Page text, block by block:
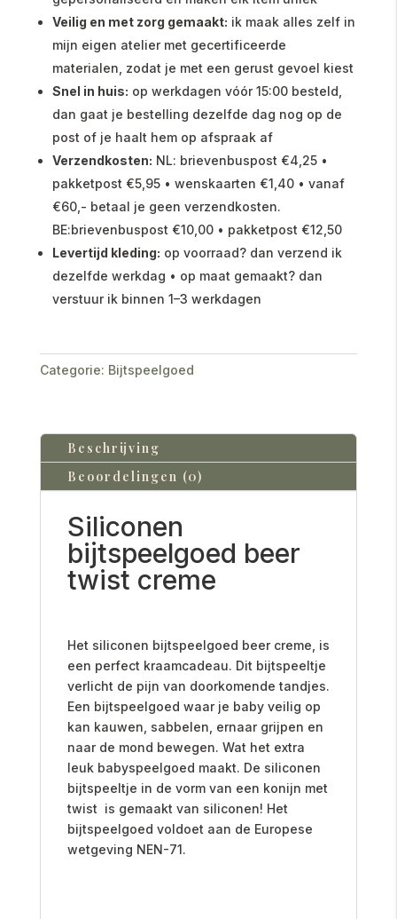
Veilig en met zorg gemaakt: ik maak alles zelf in
mijn eigen atelier met gecertificeerde
materialen, zodat je met een gerust gevoel kiest
Snel in huis: op werkdagen vóór 15:00 besteld,
dan gaat je bestelling dezelfde dag nog op de
post of je haalt hem op afspraak af
Verzendkosten: NL: brievenbuspost €4,25 •
pakketpost €5,95 • wenskaarten €1,40 • vanaf
€60,- betaal je geen verzendkosten.
BE:brievenbuspost €10,00 • pakketpost €12,50
Levertijd kleding: op voorraad? dan verzend ik
dezelfde werkdag • op maat gemaakt? dan
verstuur ik binnen 1–3 werkdagen
Categorie: Bijtspeelgoed
Beschrijving
Beoordelingen (0)
Siliconen
bijtspeelgoed beer
twist creme
Het siliconen bijtspeelgoed beer creme, is
een perfect kraamcadeau. Dit bijtspeeltje
verlicht de pijn van doorkomende tandjes.
Een bijtspeelgoed waar je baby veilig op
kan kauwen, sabbelen, ernaar grijpen en
naar de mond bewegen. Wat het extra
leuk babyspeelgoed maakt. De siliconen
bijtspeeltje in de vorm van een konijn met
twist is gemaakt van siliconen! Het
bijtspeelgoed voldoet aan de Europese
wetgeving NEN-71.